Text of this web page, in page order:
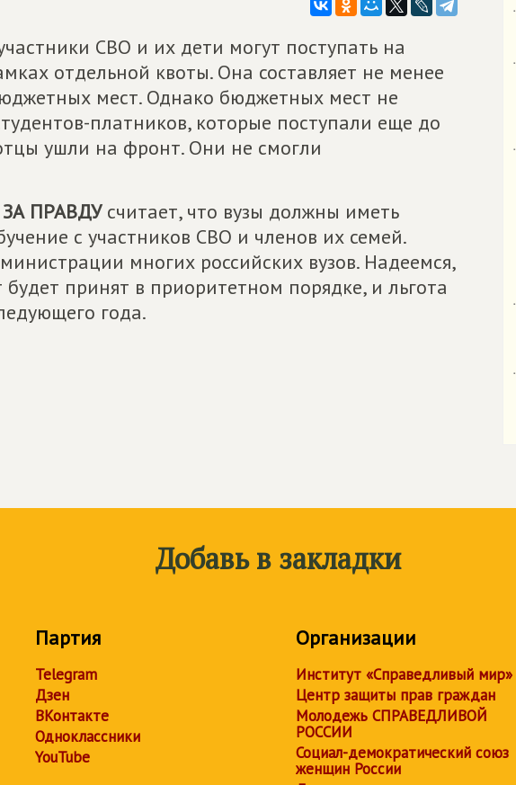
СВО и их дети могут поступать на
отдельной квоты. Она составляет не менее
мест. Однако бюджетных мест не
платников, которые поступали еще до
ушли на фронт. Они не смогли
ПРАВДУсчитает, что вузы должны иметь
с участников СВО и членов их семей.
многих российских вузов. Надеемся,
принят в приоритетном порядке, и льгота
года.
˙
˙
˙
˙
˙
Добавь в закладки
Партия
Telegram
Дзен
ВКонтакте
Одноклассники
YouTube
Организации
Институт «Справедливый мир»
Центр защиты прав граждан
Молодежь СПРАВЕДЛИВОЙ
РОССИИ
Социал-демократический союз
женщин России